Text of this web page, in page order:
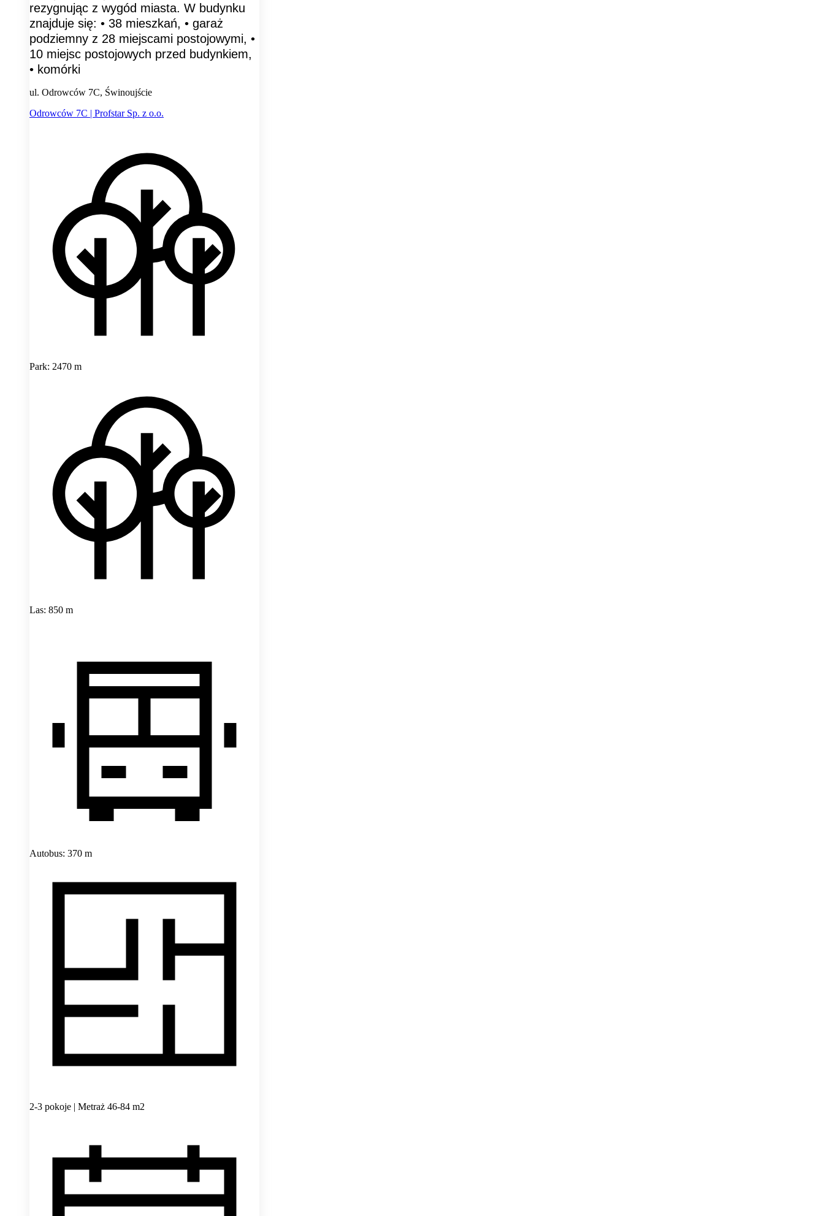
rezygnując z wygód miasta. W budynku
znajduje się: • 38 mieszkań, • garaż
podziemny z 28 miejscami postojowymi, •
10 miejsc postojowych przed budynkiem,
• komórki
ul. Odrowców 7C, Świnoujście
Odrowców 7C | Profstar Sp. z o.o.
Park: 2470 m
Las: 850 m
Autobus: 370 m
2-3 pokoje | Metraż 46-84 m2